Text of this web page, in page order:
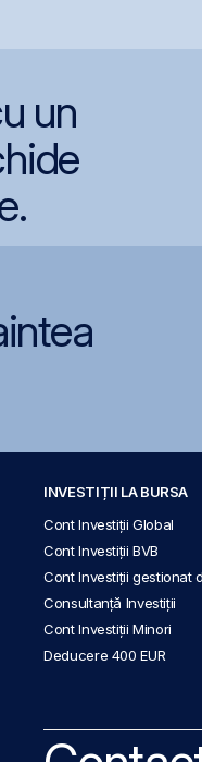
un
INVESTIȚII LA BURSA
Cont Investiții Global
Cont Investiții BVB
Cont Investiții gestionat
Consultanță Investiții
Cont Investiții Minori
Deducere 400 EUR